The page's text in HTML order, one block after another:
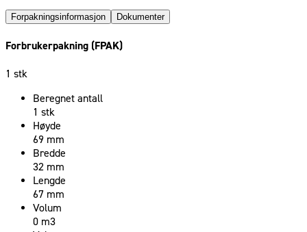
Forpakningsinformasjon Dokumenter
Forbrukerpakning (FPAK)
1 stk
Beregnet antall
1 stk
Høyde
69 mm
Bredde
32 mm
Lengde
67 mm
Volum
0 m3